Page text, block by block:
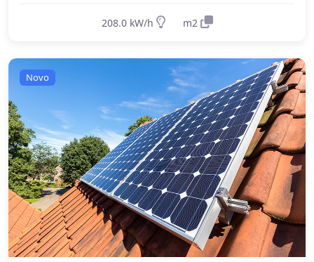
bateriaspara armazenar a
energia gerada durante o dia
Ideal para propriedades sem acesso à
rede elétrica (áreas rurais remotas,
Permitem ter energia mesmo durante
apagões (quando há baterias)
Mais caros- devido ao custo das baterias
e necessidade de dimensionamento
maior
Requerem dimensionamento cuidadoso
para garantir energia suficiente mesmo
em períodos de menor geração
208.0 kW/h m2
Novo